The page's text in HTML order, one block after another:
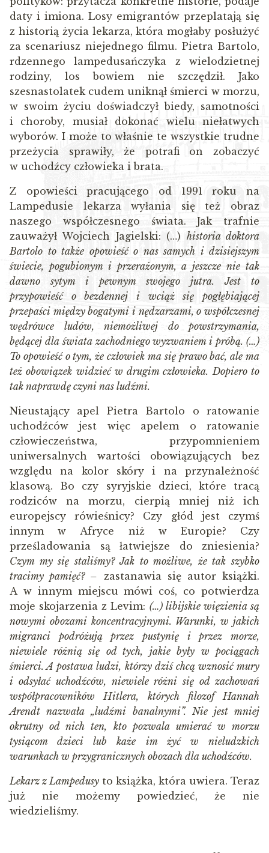
daty i imiona. Losy emigrantów przeplatają się
z historią życia lekarza, która mogłaby posłużyć
za scenariusz niejednego filmu. Pietra Bartolo,
rdzennego lampedusańczyka z wielodzietnej
rodziny, los bowiem nie szczędził. Jako
szesnastolatek cudem uniknął śmierci w morzu,
w swoim życiu doświadczył biedy, samotności
i choroby, musiał dokonać wielu niełatwych
wyborów. I może to właśnie te wszystkie trudne
przeżycia sprawiły, że potrafi on zobaczyć
w uchodźcy człowieka i brata.
Z opowieści pracującego od 1991 roku na
Lampedusie lekarza wyłania się też obraz
naszego współczesnego świata. Jak trafnie
zauważył Wojciech Jagielski: (…) historia doktora
Bartolo to także opowieść o nas samych i dzisiejszym
świecie, pogubionym i przerażonym, a jeszcze nie tak
dawno sytym i pewnym swojego jutra. Jest to
przypowieść o bezdennej i wciąż się pogłębiającej
przepaści między bogatymi i nędzarzami, o współczesnej
wędrówce ludów, niemożliwej do powstrzymania,
będącej dla świata zachodniego wyzwaniem i próbą. (…)
To opowieść o tym, że człowiek ma się prawo bać, ale ma
też obowiązek widzieć w drugim człowieka. Dopiero to
tak naprawdę czyni nas ludźmi.
Nieustający apel Pietra Bartolo o ratowanie
uchodźców jest więc apelem o ratowanie
człowieczeństwa, przypomnieniem
uniwersalnych wartości obowiązujących bez
względu na kolor skóry i na przynależność
klasową. Bo czy syryjskie dzieci, które tracą
rodziców na morzu, cierpią mniej niż ich
europejscy rówieśnicy? Czy głód jest czymś
innym w Afryce niż w Europie? Czy
prześladowania są łatwiejsze do zniesienia?
Czym my się staliśmy? Jak to możliwe, że tak szybko
tracimy pamięć? – zastanawia się autor książki.
A w innym miejscu mówi coś, co potwierdza
moje skojarzenia z Levim: (…) libijskie więzienia są
nowymi obozami koncentracyjnymi. Warunki, w jakich
migranci podróżują przez pustynię i przez morze,
niewiele różnią się od tych, jakie były w pociągach
śmierci. A postawa ludzi, którzy dziś chcą wznosić mury
i odsyłać uchodźców, niewiele różni się od zachowań
współpracowników Hitlera, których filozof Hannah
Arendt nazwała „ludźmi banalnymi”. Nie jest mniej
okrutny od nich ten, kto pozwala umierać w morzu
tysiącom dzieci lub każe im żyć w nieludzkich
warunkach w przygranicznych obozach dla uchodźców.
Lekarz z Lampedusy to książka, która uwiera. Teraz
już nie możemy powiedzieć, że nie
wiedzieliśmy.